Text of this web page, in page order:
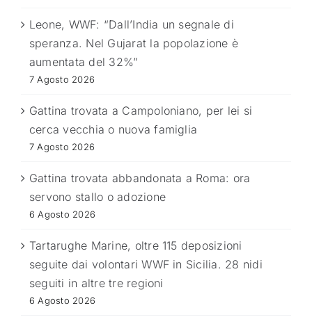
Leone, WWF: “Dall’India un segnale di
speranza. Nel Gujarat la popolazione è
aumentata del 32%”
7 Agosto 2026
Gattina trovata a Campoloniano, per lei si
cerca vecchia o nuova famiglia
7 Agosto 2026
Gattina trovata abbandonata a Roma: ora
servono stallo o adozione
6 Agosto 2026
Tartarughe Marine, oltre 115 deposizioni
seguite dai volontari WWF in Sicilia. 28 nidi
seguiti in altre tre regioni
6 Agosto 2026